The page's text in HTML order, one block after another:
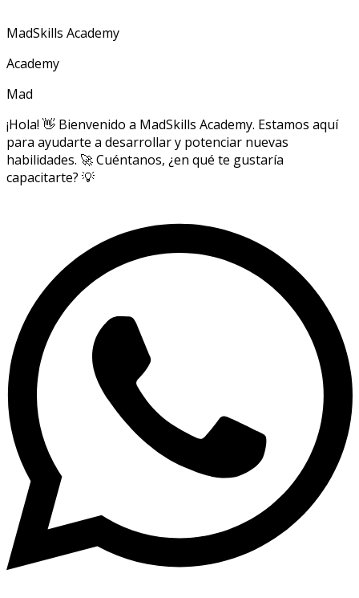
MadSkills Academy
Academy
Mad
¡Hola! 👋 Bienvenido a MadSkills Academy. Estamos aquí
para ayudarte a desarrollar y potenciar nuevas
habilidades. 🚀 Cuéntanos, ¿en qué te gustaría
capacitarte? 💡